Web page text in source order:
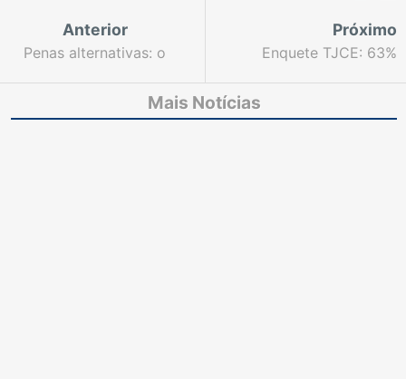
Anterior
Penas alternativas: o
Próximo
Enquete TJCE: 63%
processuais
Mais Notícias